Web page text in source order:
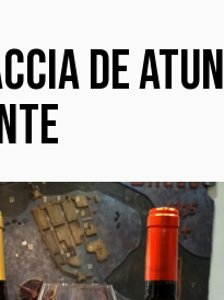
DE ATUN